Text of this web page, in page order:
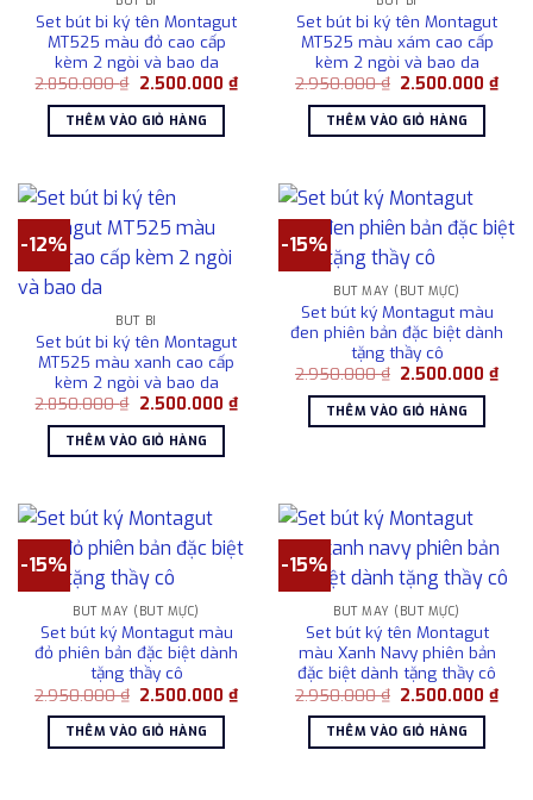
Set bút bi ký tên Montagut
MT525 màu đỏ cao cấp
kèm 2 ngòi và bao da
2.850.000₫ Giá
là:
2.850.000 ₫.
2.500.000 ₫Giá
hiện
2.500.000 ₫.
THÊM VÀO GIỎ HÀNG
Set bút bi ký tên Montagut
MT525 màu xám cao cấp
kèm 2 ngòi và bao da
2.950.000₫ Giá
là:
2.950.000 ₫.
2.500.000₫Giá
hiện
THÊM VÀO GIỎ HÀNG
-12%
BÚT BI
Set bút bi ký tên Montagut
MT525 màu xanh cao cấp
kèm 2 ngòi và bao da
2.850.000₫ Giá
là:
2.850.000 ₫.
2.500.000 ₫Giá
hiện
THÊM VÀO GIỎ HÀNG
-15%
BÚT MÁY (BÚT MỰC)
Set bút ký Montagut màu
đen phiên bản đặc biệt dành
tặng thầy cô
2.950.000₫ Giá
là:
2.950.000 ₫.
2.500.000₫Giá
hiện
THÊM VÀO GIỎ HÀNG
-15%
BÚT MÁY (BÚT MỰC)
Set bút ký Montagut màu
đỏ phiên bản đặc biệt dành
tặng thầy cô
2.950.000₫ Giá
là:
2.950.000 ₫.
2.500.000₫Giá
hiện
2.500.000 ₫.
THÊM VÀO GIỎ HÀNG
-15%
BÚT MÁY (BÚT MỰC)
Set bút ký tên Montagut
màu Xanh Navy phiên bản
đặc biệt dành tặng thầy cô
2.950.000₫ Giá
là:
2.950.000 ₫.
2.500.000₫Giá
hiện
THÊM VÀO GIỎ HÀNG